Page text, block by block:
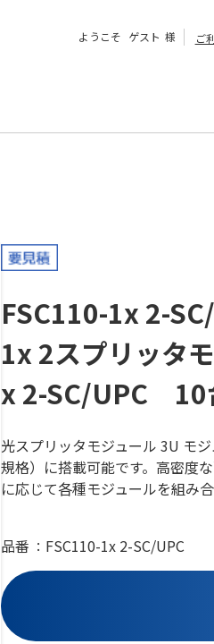
ようこそ ゲスト 様 ご
FSC110-1x 2-
1x 2スプリッタ
x 2-SC/UPC 10
光スプリッタモジュール 3U モ
規格）に搭載可能です。高密度
に応じて各種モジュールを組み
品番 FSC110-1x 2-SC/UPC